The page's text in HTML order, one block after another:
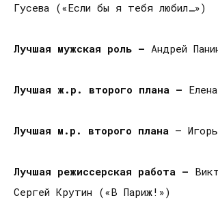
Гусева («Если бы я тебя любил…»)
Лучшая мужская роль — Андрей
Лучшая ж.р. второго плана —
Лучшая м.р. второго плана —
Лучшая режиссерская работа —
Сергей Крутин («В Париж!»)